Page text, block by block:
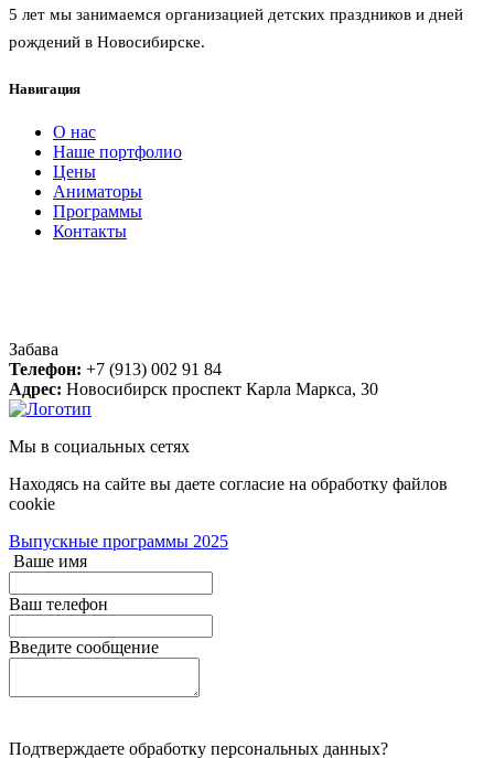
5 лет мы занимаемся организацией детских праздников и дней
рождений в Новосибирске.
Навигация
О нас
Наше портфолио
Цены
Аниматоры
Программы
Контакты
Забава
Телефон: +7 (913) 002 91 84
Адрес: Новосибирск проспект Карла Маркса, 30
Мы в социальных сетях
Находясь на сайте вы даете согласие на обработку файлов
cookie
Выпускные программы 2025
Ваше имя
Ваш телефон
Введите сообщение
Подтверждаете обработку персональных данных?